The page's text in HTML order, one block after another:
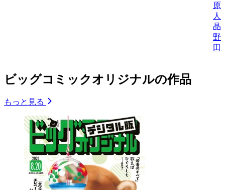
原
人
晶/
野
田
ビッグコミックオリジナルの作品
もっと見る